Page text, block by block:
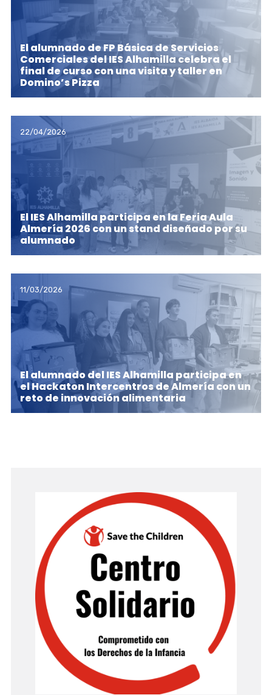
El alumnado de FP Básica de Servicios
Comerciales del IES Alhamilla celebra el
final de curso con una visita y taller en
Domino’s Pizza
22/04/2026
El IES Alhamilla participa en la Feria Aula
Almería 2026 con un stand diseñado por su
alumnado
11/03/2026
El alumnado del IES Alhamilla participa en
el Hackaton Intercentros de Almería con un
reto de innovación alimentaria